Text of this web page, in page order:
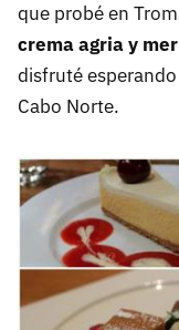
que probé en
crema agria y
disfruté
Cabo Norte.